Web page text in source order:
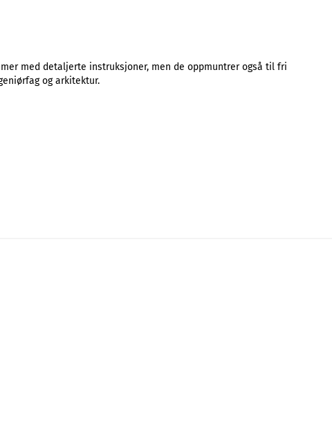
med detaljerte instruksjoner, men de oppmuntrer også til fri
og arkitektur.